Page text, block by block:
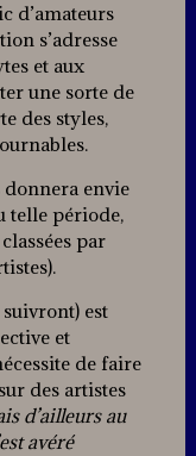
d’amateurs
s’adresse
et aux
une sorte de
des styles,
donnera envie
telle période,
par
est
et
de faire
des artistes
d’ailleurs au
avéré